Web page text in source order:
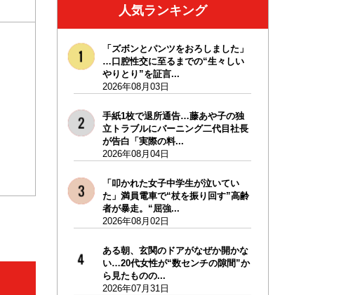
人気ランキング
「ズボンとパンツをおろしました」
…口腔性交に至るまでの“生々しい
やりとり”を証言...
2026年08月03日
手紙1枚で退所通告…藤あや子の独
立トラブルにバーニング二代目社長
が告白「実際の料...
2026年08月04日
「叩かれた女子中学生が泣いてい
た」満員電車で“杖を振り回す”高齢
者が暴走。“屈強...
2026年08月02日
ある朝、玄関のドアがなぜか開かな
い…20代女性が“数センチの隙間”か
ら見たものの...
2026年07月31日